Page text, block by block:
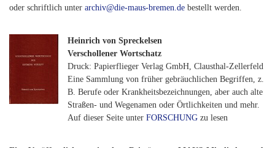
oder schriftlich unter archiv@die-maus-bremen.de bestellt werden.
Heinrich von Spreckelsen
Verschollener Wortschatz
Druck: Papierflieger Verlag GmbH, Clausthal-Zellerfeld
Eine Sammlung von früher gebräuchlichen Begriffen, z.
B. Berufe oder Krankheitsbezeichnungen, aber auch alte
Straßen- und Wegenamen oder Örtlichkeiten und mehr.
Auf dieser Seite unter FORSCHUNG zu lesen